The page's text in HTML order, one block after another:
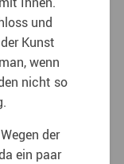
und
Kunst
wenn
nicht so
der
ein paar